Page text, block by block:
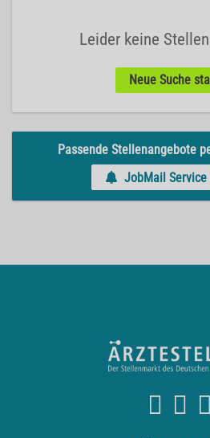
Leider keine
Neue Suche
Passende Stellenangebote
JobMail Service